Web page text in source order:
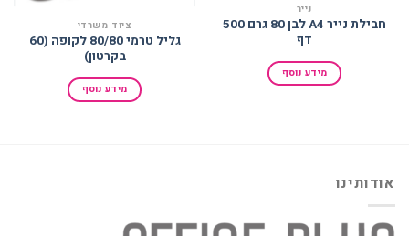
נייר
חבילת נייר A4 לבן 80 גרם 500
דף
מידע נוסף
ציוד משרדי
גליל טרמי 80/80 לקופה (60
בקרטון)
מידע נוסף
אודותינו